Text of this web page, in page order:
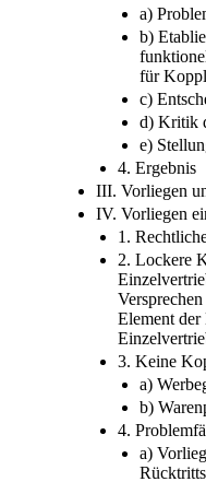
a)
b)
für
c)
d) Kritik
e)
4. Ergebnis
III. Vorliegen
IV. Vorliegen
1.
2. Lockere
Element
3. Keine
a)
b)
4.
a)